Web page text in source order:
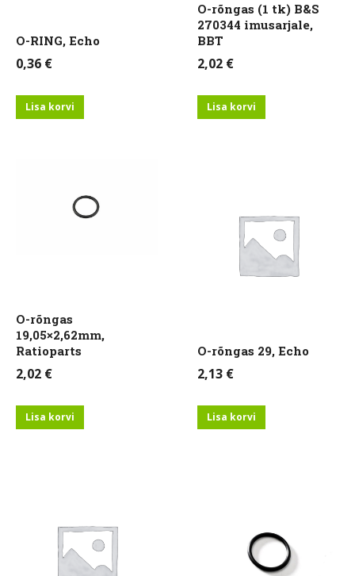
O-RING, Echo
0,36 €
Lisa korvi
O-rõngas (1 tk) B&S
270344 imusarjale,
BBT
2,02 €
Lisa korvi
O-rõngas
19,05×2,62mm,
Ratioparts
2,02 €
Lisa korvi
O-rõngas 29, Echo
2,13 €
Lisa korvi